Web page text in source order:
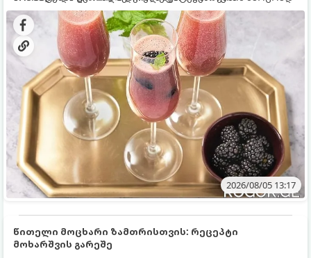
დახვეწილ და მაგრილებელ კოქტეილს.
2026/08/05 13:17
წითელი მოცხარი ზამთრისთვის: რეცეპტი
მოხარშვის გარეშე